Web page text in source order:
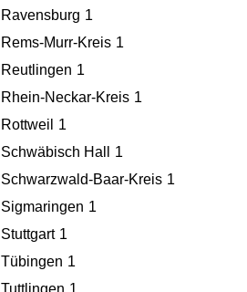
Ravensburg 1
Rems-Murr-Kreis 1
Reutlingen 1
Rhein-Neckar-Kreis 1
Rottweil
1
Schwäbisch Hall
1
Schwarzwald-Baar-Kreis 1
Sigmaringen 1
Stuttgart 1
Tübingen 1
Tuttlingen 1